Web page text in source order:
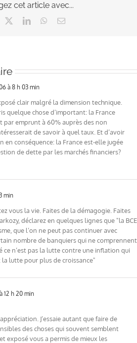
cet article avec...
LinkedInWhatsApp
Email
à 8 h 03 min
clair malgré la dimension technique.
quelque chose d’important: la France
par emprunt à 60% auprès des non
de savoir à quel taux. Et d’avoir
en conséquence: la France est-elle jugée
de dette par les marchés financiers?
min
vous la vie. Faites de la démagogie. Faites
déclarez en quelques lignes que "la BCE
que l’on ne peut pas continuer avec
nombre de banquiers qui ne comprennent
ce n’est pas la lutte contre une inflation qui
la lutte pour plus de croissance"
12 h 20 min
J’essaie autant que faire de
des choses qui souvent semblent
exposé vous a permis de mieux les